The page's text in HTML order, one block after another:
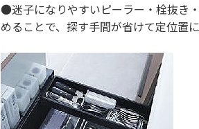
●迷子になりやすいピーラー・栓抜き
めることで、探す手間が省けて定位置